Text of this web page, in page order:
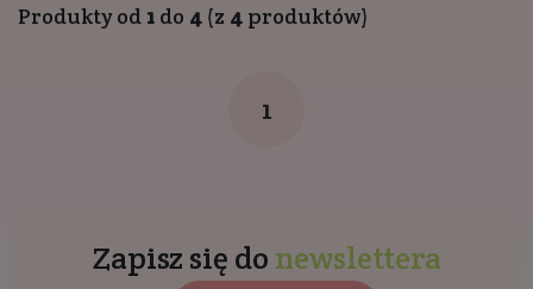
Produkty od 1 do 4 (z 4 produktów)
1
Zapisz się do newslettera